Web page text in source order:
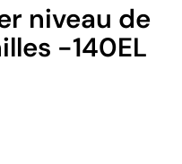
niveau de
-140EL